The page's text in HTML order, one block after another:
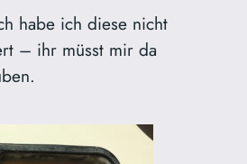
habe ich diese nicht
– ihr müsst mir da